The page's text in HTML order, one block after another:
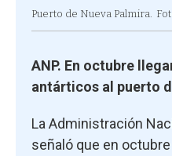
Puerto de Nueva Palmira.
ANP. En octubre
antárticos al puerto
La Administración
señaló que en